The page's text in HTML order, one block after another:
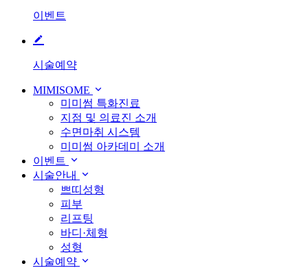
이벤트
시술예약
MIMISOME
미미썸 특화진료
지점 및 의료진 소개
수면마취 시스템
미미썸 아카데미 소개
이벤트
시술안내
쁘띠성형
피부
리프팅
바디·체형
성형
시술예약